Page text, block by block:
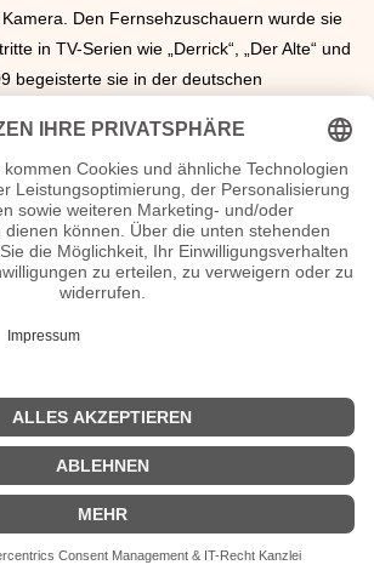
Den Fernsehzuschauern wurde sie
in TV-Serien wie „Derrick“, „Der Alte“ und
begeisterte sie in der deutschen
Frank Baumbauer
Kurzbio, Familie, verheiratet, Herkunft etc.
Ellert Homepage / Facebook / X /
was-war-wann.de. Alle Rechte vorbehalten. |
| Kurzbio | Vita | Herkunft |